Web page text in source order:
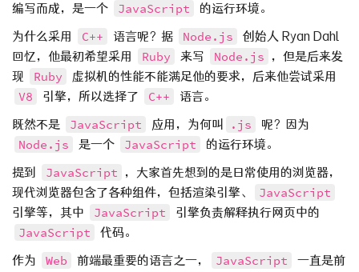
编写而成，是一个
JavaScript
的运行环境。
为什么采用
C++ 语言呢？据 Node.js
创始人 Ryan Dahl
回忆，他最初希望采用
Ruby 来写 Node.js ，但是后来发
现
Ruby
虚拟机的性能不能满足他的要求，后来他尝试采用
V8
引擎，所以选择了 C++
语言。
既然不是
JavaScript 应用，为何叫 .js
呢？因为
Node.js
是一个 JavaScript
的运行环境。
提到
JavaScript ，大家首先想到的是日常使用的浏览器，
现代浏览器包含了各种组件，包括渲染引擎、
JavaScript
引擎等，其中
JavaScript
引擎负责解释执行网页中的
JavaScript
代码。
作为
Web 前端最重要的语言之一， JavaScript
一直是前